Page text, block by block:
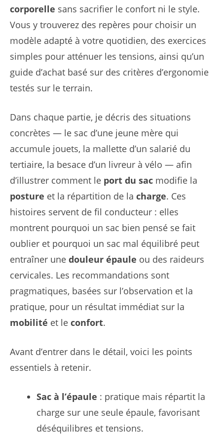
corporelle sans sacrifier le confort ni le style.
Vous y trouverez des repères pour choisir un
modèle adapté à votre quotidien, des exercices
simples pour atténuer les tensions, ainsi qu’un
guide d’achat basé sur des critères d’ergonomie
testés sur le terrain.
Dans chaque partie, je décris des situations
concrètes — le sac d’une jeune mère qui
accumule jouets, la mallette d’un salarié du
tertiaire, la besace d’un livreur à vélo — afin
d’illustrer comment le port du sac modifie la
posture et la répartition de la charge. Ces
histoires servent de fil conducteur : elles
montrent pourquoi un sac bien pensé se fait
oublier et pourquoi un sac mal équilibré peut
entraîner une douleur épaule ou des raideurs
cervicales. Les recommandations sont
pragmatiques, basées sur l’observation et la
pratique, pour un résultat immédiat sur la
mobilité et le confort.
Avant d’entrer dans le détail, voici les points
essentiels à retenir.
Sac à l’épaule : pratique mais répartit la
charge sur une seule épaule, favorisant
déséquilibres et tensions.